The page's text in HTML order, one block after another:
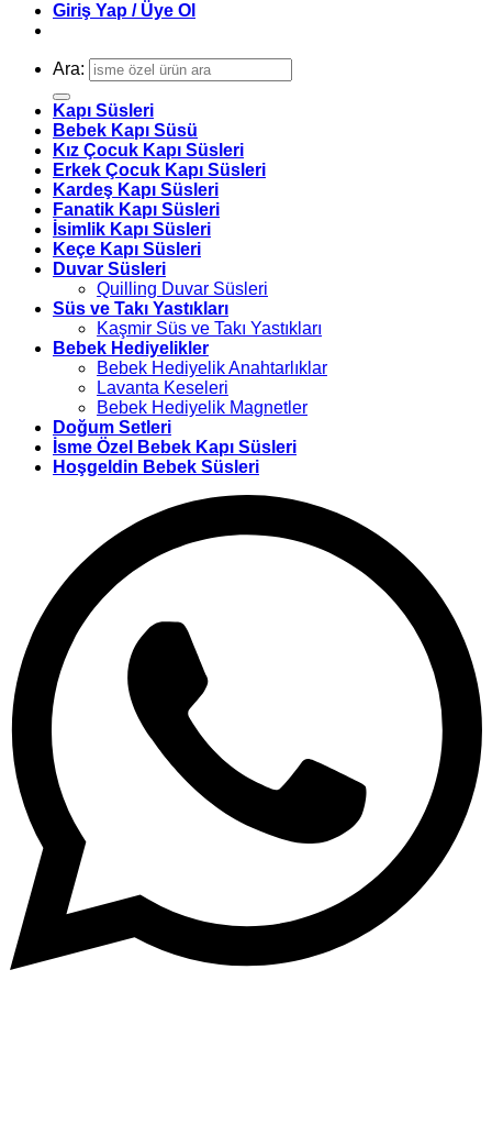
Giriş Yap / Üye Ol
Ara:
Kapı Süsleri
Bebek Kapı Süsü
Kız Çocuk Kapı Süsleri
Erkek Çocuk Kapı Süsleri
Kardeş Kapı Süsleri
Fanatik Kapı Süsleri
İsimlik Kapı Süsleri
Keçe Kapı Süsleri
Duvar Süsleri
Quilling Duvar Süsleri
Süs ve Takı Yastıkları
Kaşmir Süs ve Takı Yastıkları
Bebek Hediyelikler
Bebek Hediyelik Anahtarlıklar
Lavanta Keseleri
Bebek Hediyelik Magnetler
Doğum Setleri
İsme Özel Bebek Kapı Süsleri
Hoşgeldin Bebek Süsleri